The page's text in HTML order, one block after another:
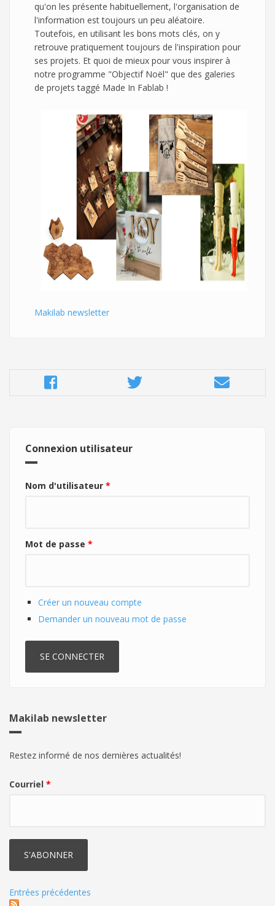
qu'on les présente habituellement, l'organisation de
l'information est toujours un peu aléatoire.
Toutefois, en utilisant les bons mots clés, on y
retrouve pratiquement toujours de l'inspiration pour
ses projets. Et quoi de mieux pour vous inspirer à
notre programme "Objectif Noël" que des galeries
de projets taggé Made In Fablab !
Makilab newsletter
Connexion utilisateur
Nom d'utilisateur *
Mot de passe *
Créer un nouveau compte
Demander un nouveau mot de passe
Makilab newsletter
Restez informé de nos dernières actualités!
Courriel *
Entrées précédentes